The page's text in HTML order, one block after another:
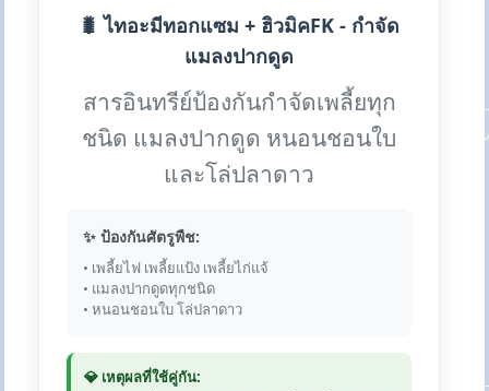
🐛 ไทอะมีทอกแซม + ฮิวมิคFK - กำจัด
แมลงปากดูด
สารอินทรีย์ป้องกันกำจัดเพลี้ยทุก
ชนิด แมลงปากดูด หนอนชอนใบ
และโล่ปลาดาว
✨ ป้องกันศัตรูพืช:
• เพลี้ยไฟ เพลี้ยแป้ง เพลี้ยไก่แจ้
• แมลงปากดูดทุกชนิด
• หนอนชอนใบ โล่ปลาดาว
💎 เหตุผลที่ใช้คู่กัน: